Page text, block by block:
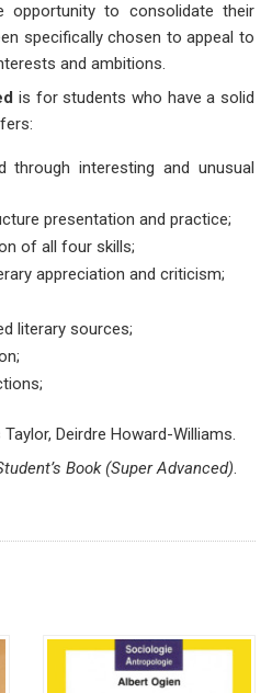
opportunity to consolidate their
specifically chosen to appeal to
and ambitions.
is for students who have a solid
through interesting and unusual
presentation and practice;
of all four skills;
appreciation and criticism;
literary sources;
Deirdre Howard-Williams.
Book (Super Advanced).